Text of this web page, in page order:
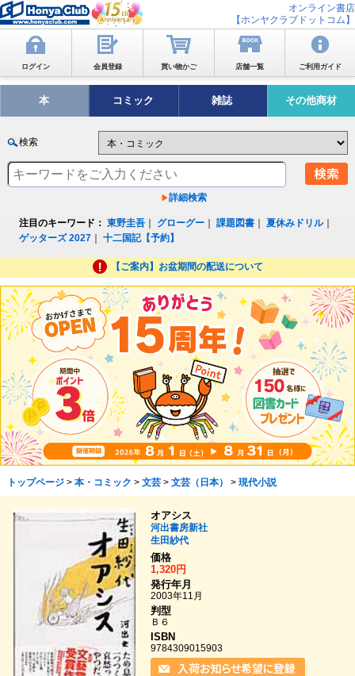
オンライン書店
【ホンヤクラブドットコム】
ログイン 会員登録 買い物かご 店舗一覧 ご利用ガイド
本 コミック 雑誌 その他商材
検索
詳細検索
注目のキーワード： 東野圭吾 グローグー ｜課題図書 ｜夏休みドリル｜
ゲッターズ 2027 ｜十二国記【予約】
【ご案内】お盆期間の配送について
トップページ> 本・コミック > 文芸> 文芸（日本） > 現代小説
オアシス
河出書房新社
生田紗代
価格
1,320円
発行年月
2003年11月
判型
Ｂ６
ISBN
9784309015903